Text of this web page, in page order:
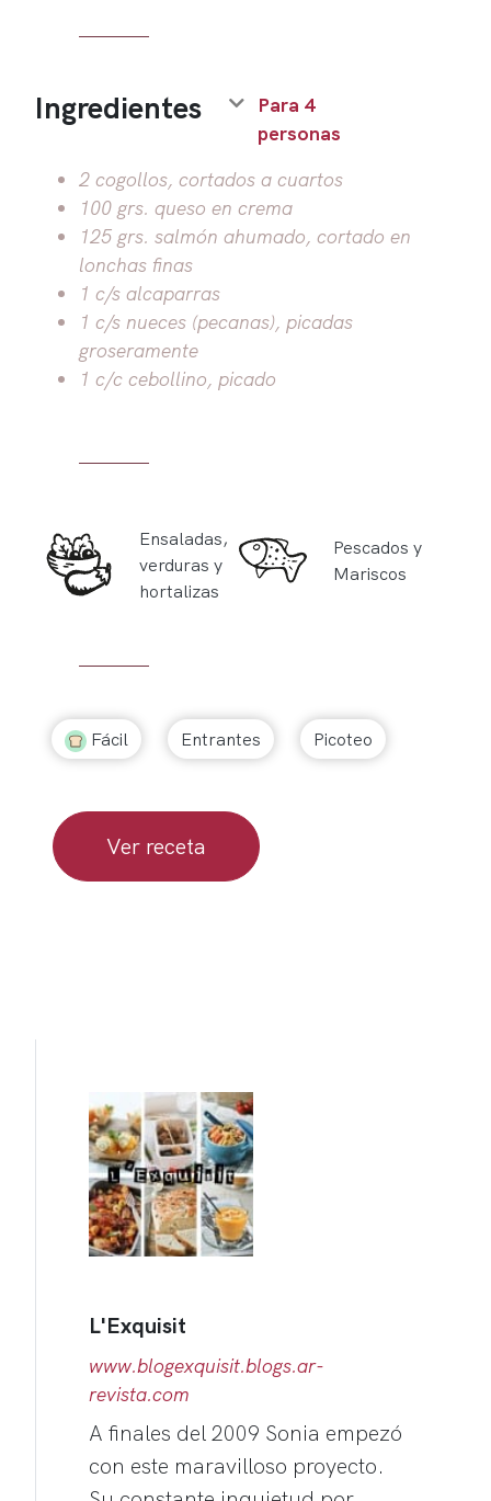
Ingredientes
Para 4
personas
2 cogollos, cortados a cuartos
100 grs. queso en crema
125 grs. salmón ahumado, cortado en
lonchas finas
1 c/s alcaparras
1 c/s nueces (pecanas), picadas
groseramente
1 c/c cebollino, picado
Ensaladas,
verduras y
hortalizas
Pescados y
Mariscos
Fácil Entrantes Picoteo
Ver receta
L'Exquisit
www.blogexquisit.blogs.ar-
revista.com
A finales del 2009 Sonia empezó
con este maravilloso proyecto.